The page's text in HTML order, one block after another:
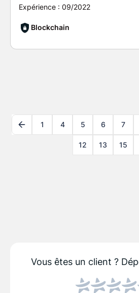
Expérience : 09/2022
Blockchain
1 4 5 6 7
12 13 15
Vous êtes un client ?